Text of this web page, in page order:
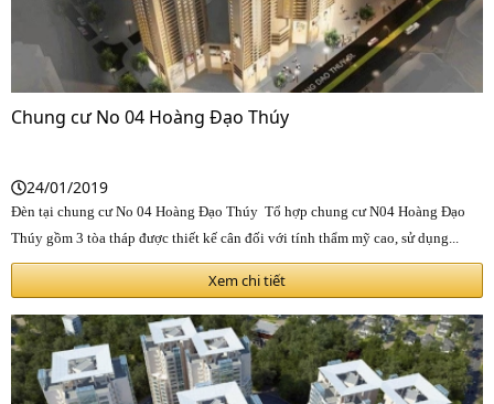
Chung cư No 04 Hoàng Đạo Thúy
24/01/2019
Đèn tại chung cư No 04 Hoàng Đạo Thúy Tổ hợp chung cư N04 Hoàng Đạo
Thúy gồm 3 tòa tháp được thiết kế cân đối với tính thẩm mỹ cao, sử dụng...
Xem chi tiết